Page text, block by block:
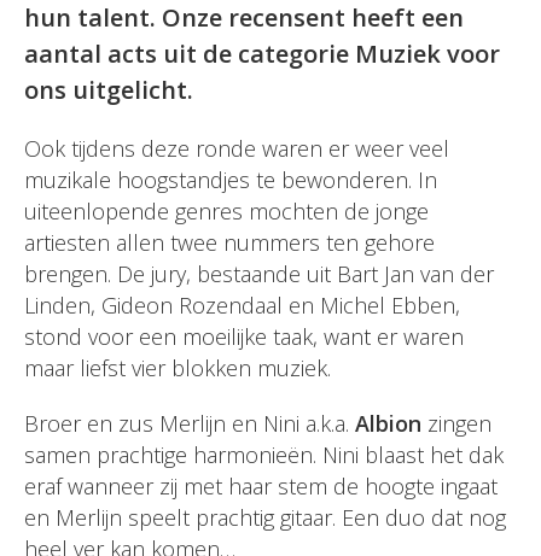
hun talent. Onze recensent heeft een
aantal acts uit de categorie Muziek voor
ons uitgelicht.
Ook tijdens deze ronde waren er weer veel
muzikale hoogstandjes te bewonderen. In
uiteenlopende genres mochten de jonge
artiesten allen twee nummers ten gehore
brengen. De jury, bestaande uit Bart Jan van der
Linden, Gideon Rozendaal en Michel Ebben,
stond voor een moeilijke taak, want er waren
maar liefst vier blokken muziek.
Broer en zus Merlijn en Nini a.k.a. Albion zingen
samen prachtige harmonieën. Nini blaast het dak
eraf wanneer zij met haar stem de hoogte ingaat
en Merlijn speelt prachtig gitaar. Een duo dat nog
heel ver kan komen…